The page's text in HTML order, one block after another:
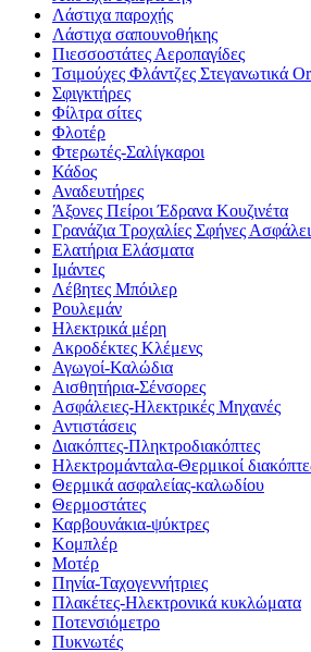
Λάστιχα παροχής
Λάστιχα σαπουνοθήκης
Πιεσσοστάτες Αεροπαγίδες
Τσιμούχες Φλάντζες Στεγανωτικά
Σφιγκτήρες
Φίλτρα σίτες
Φλοτέρ
Φτερωτές-Σαλίγκαροι
Κάδος
Αναδευτήρες
Άξονες Πείροι Έδρανα Κουζινέτα
Γρανάζια Τροχαλίες Σφήνες
Ελατήρια Ελάσματα
Ιμάντες
Λέβητες Μπόιλερ
Ρουλεμάν
Ηλεκτρικά μέρη
Ακροδέκτες Κλέμενς
Αγωγοί-Καλώδια
Αισθητήρια-Σένσορες
Ασφάλειες-Ηλεκτρικές Μηχανές
Αντιστάσεις
Διακόπτες-Πληκτροδιακόπτες
Ηλεκτρομάνταλα-Θερμικοί
Θερμικά ασφαλείας-καλωδίου
Θερμοστάτες
Καρβουνάκια-ψύκτρες
Κομπλέρ
Μοτέρ
Πηνία-Ταχογεννήτριες
Πλακέτες-Ηλεκτρονικά κυκλώματα
Ποτενσιόμετρο
Πυκνωτές